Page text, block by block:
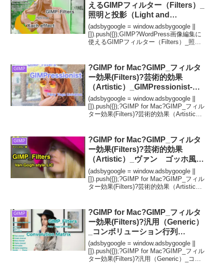
えるGIMPフィルター（Filters）_
照明と投影（Light and
Shadow）_Xach効果（半透明で
立体的）【Xach effect】続**4篇
ドロップシャドウぼかし半径?
(adsbygoogle = window.adsbygoogle ||
[]).push({});GIMP?WordPress画像編集に
使えるGIMPフィルター（Filters）_照明
GIMP
?GIMP for Mac?GIMP_フィルタ
ー効果(Filters)?芸術的効果
（Artistic）_GIMPressionist-絵
のような処理【GIMPressionist】
続**157篇_ブラシ：
paper04.pgmガンマ①?
(adsbygoogle = window.adsbygoogle ||
[]).push({});?GIMP for Mac?GIMP_フィル
ター効果(Filters)?芸術的効果（Artistic）
GIMP
?GIMP for Mac?GIMP_フィルタ
ー効果(Filters)?芸術的効果
（Artistic）_ヴァン ゴッホ風
(LIC)【Van Gogh style (LIC)】続
**18篇_対象チャンネル?色相③?
(adsbygoogle = window.adsbygoogle ||
[]).push({});?GIMP for Mac?GIMP_フィル
ター効果(Filters)?芸術的効果（Artistic）_
GIMP
?GIMP for Mac?GIMP_フィルタ
ー効果(Filters)?汎用（Generic）
_コンボリューション行列
【Convolution Matrix】続**32篇
Matrix左下がり?
(adsbygoogle = window.adsbygoogle ||
[]).push({});?GIMP for Mac?GIMP_フィル
ター効果(Filters)?汎用（Generic）_コン